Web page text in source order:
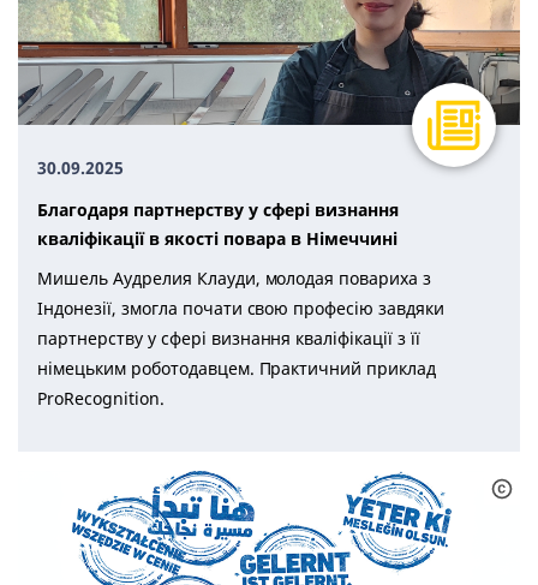
30.09.2025
Благодаря партнерству у сфері визнання
кваліфікації в якості повара в Німеччині
Мишель Аудрелия Клауди, молодая повариха з
Індонезії, змогла почати свою професію завдяки
партнерству у сфері визнання кваліфікації з її
німецьким роботодавцем. Практичний приклад
ProRecognition.